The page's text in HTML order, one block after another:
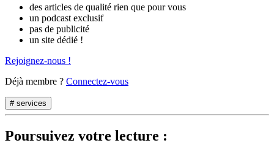
des articles de qualité rien que pour vous
un podcast exclusif
pas de publicité
un site dédié !
Rejoignez-nous !
Déjà membre ? Connectez-vous
# services
Poursuivez votre lecture :